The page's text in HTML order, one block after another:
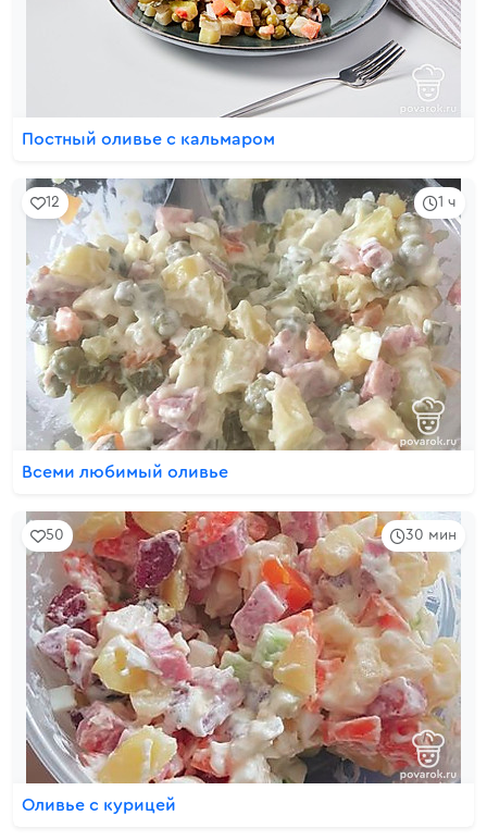
Постный оливье с кальмаром
1 ч
12
Всеми любимый оливье
30 мин
50
Оливье с курицей